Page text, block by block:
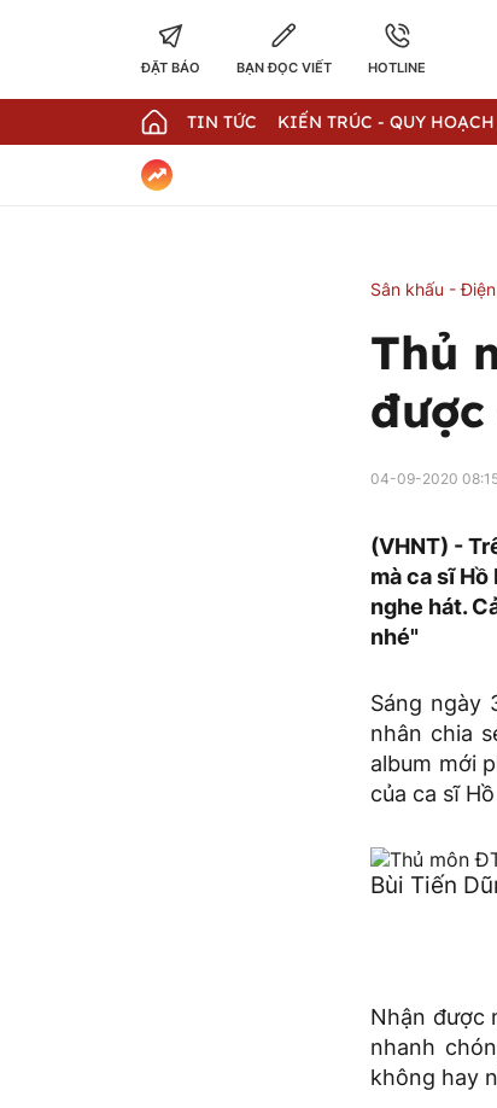
ĐẶT BÁO BẠN ĐỌC VIẾT HOTLINE
TIN TỨC KIẾN TRÚC - QUY HOẠCH
Sân khấu -
Thủ
04-09-2020
(VHNT) -
mà ca sĩ
nghe hát.
nhé"
Sáng ngày
nhân chia
album mới
của ca sĩ
Bùi Tiến
Nhận được
nhanh
không hay